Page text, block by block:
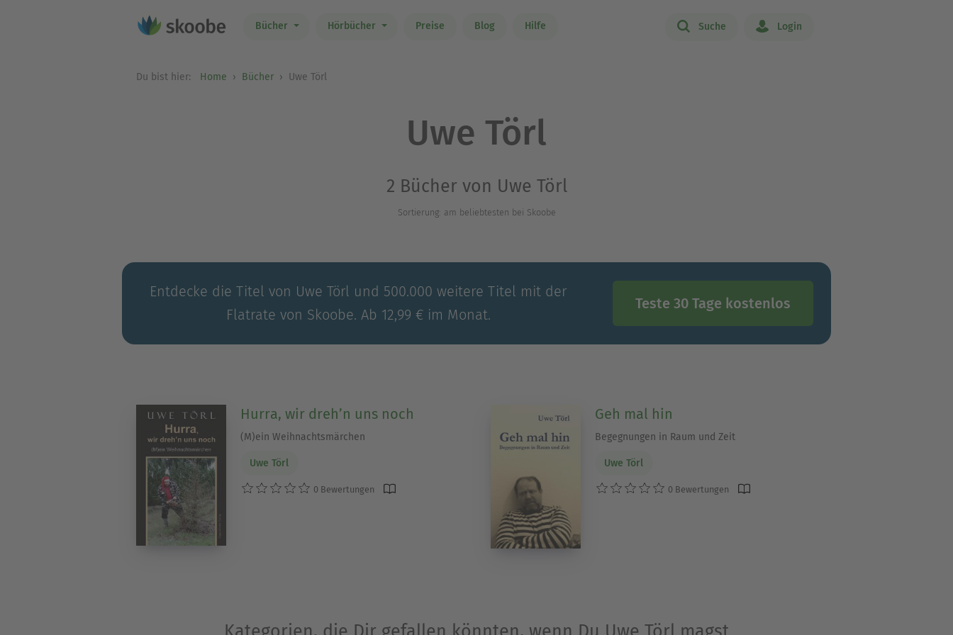
Bücher Hörbücher Preise Blog Hilfe Suche Login
Du bist hier: Home Bücher Uwe Törl
Uwe Törl
2 Bücher von Uwe Törl
Sortierung: am beliebtesten bei Skoobe
Entdecke die Titel von Uwe Törl und 500.000 weitere Titel mit der
Flatrate von Skoobe. Ab 12,99 € im Monat.
Teste 30 Tage kostenlos
Hurra, wir dreh’n uns noch
(M)ein Weihnachtsmärchen
Uwe Törl
0 Bewertungen
Geh mal hin
Begegnungen in Raum und Zeit
Uwe Törl
0 Bewertungen